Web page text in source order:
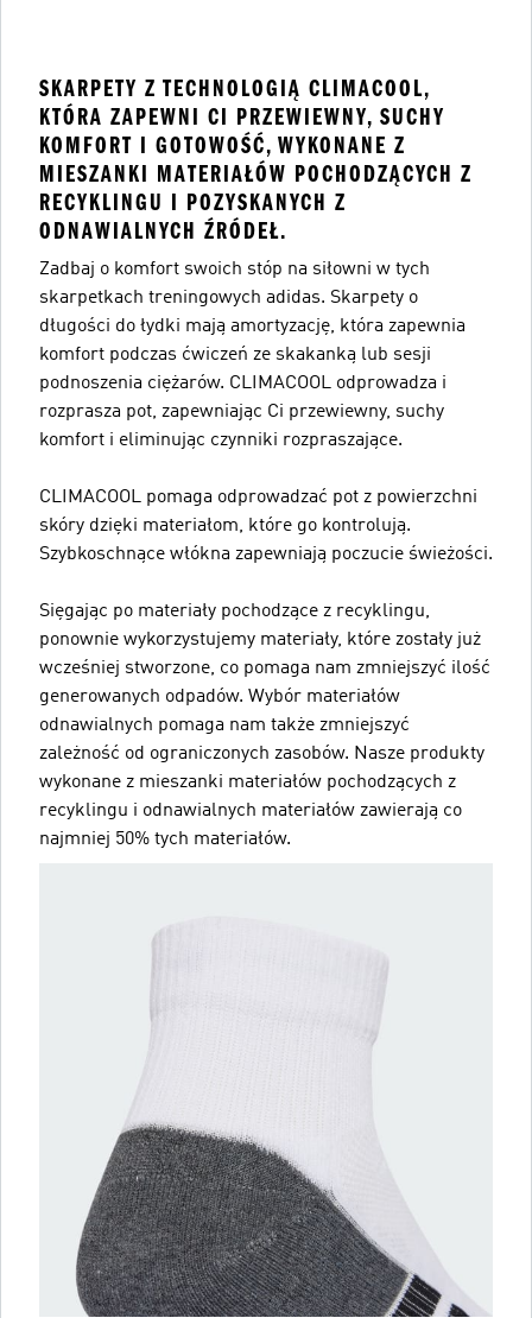
SKARPETY Z TECHNOLOGIĄ CLIMACOOL,
KTÓRA ZAPEWNI CI PRZEWIEWNY, SUCHY
KOMFORT I GOTOWOŚĆ, WYKONANE Z
MIESZANKI MATERIAŁÓW POCHODZĄCYCH Z
RECYKLINGU I POZYSKANYCH Z
ODNAWIALNYCH ŹRÓDEŁ.
Zadbaj o komfort swoich stóp na siłowni w tych
skarpetkach treningowych adidas. Skarpety o
długości do łydki mają amortyzację, która zapewnia
komfort podczas ćwiczeń ze skakanką lub sesji
podnoszenia ciężarów. CLIMACOOL odprowadza i
rozprasza pot, zapewniając Ci przewiewny, suchy
komfort i eliminując czynniki rozpraszające.
CLIMACOOL pomaga odprowadzać pot z powierzchni
skóry dzięki materiałom, które go kontrolują.
Szybkoschnące włókna zapewniają poczucie świeżości.
Sięgając po materiały pochodzące z recyklingu,
ponownie wykorzystujemy materiały, które zostały już
wcześniej stworzone, co pomaga nam zmniejszyć ilość
generowanych odpadów. Wybór materiałów
odnawialnych pomaga nam także zmniejszyć
zależność od ograniczonych zasobów. Nasze produkty
wykonane z mieszanki materiałów pochodzących z
recyklingu i odnawialnych materiałów zawierają co
najmniej 50% tych materiałów.